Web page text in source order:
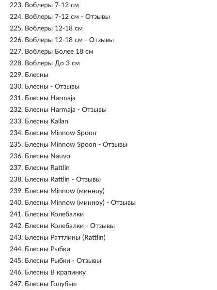
223. Воблеры 7-12 см
224. Воблеры 7-12 см - Отзывы
225. Воблеры 12-18 см
226. Воблеры 12-18 см - Отзывы
227. Воблеры Более 18 см
228. Воблеры До 3 см
229. Блесны
230. Блесны - Отзывы
231. Блесны Harmaja
232. Блесны Harmaja - Отзывы
233. Блесны Kallan
234. Блесны Minnow Spoon
235. Блесны Minnow Spoon - Отзывы
236. Блесны Nauvo
237. Блесны Rattlin
238. Блесны Rattlin - Отзывы
239. Блесны Minnow (минноу)
240. Блесны Minnow (минноу) - Отзывы
241. Блесны Колебалки
242. Блесны Колебалки - Отзывы
243. Блесны Раттлины (Rattlin)
244. Блесны Рыбки
245. Блесны Рыбки - Отзывы
246. Блесны В крапинку
247. Блесны Голубые